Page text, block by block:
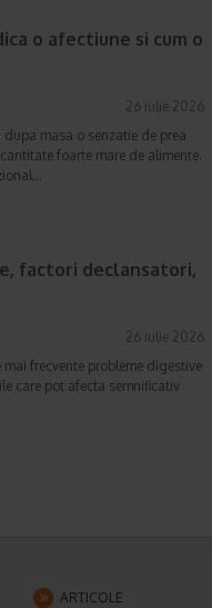
o afectiune si cum o
26 iulie 2026
masa o senzatie de prea
foarte mare de alimente.
factori declansatori,
26 iulie 2026
frecvente probleme digestive
care pot afecta semnificativ
ARTICOLE